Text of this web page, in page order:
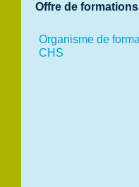
Offre de formations
Organisme de
CHS